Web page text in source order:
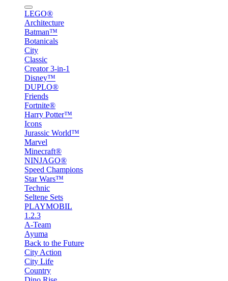
LEGO®
Architecture
Batman™
Botanicals
City
Classic
Creator 3-in-1
Disney™
DUPLO®
Friends
Fortnite®
Harry Potter™
Icons
Jurassic World™
Marvel
Minecraft®
NINJAGO®
Speed Champions
Star Wars™
Technic
Seltene Sets
PLAYMOBIL
1.2.3
A-Team
Ayuma
Back to the Future
City Action
City Life
Country